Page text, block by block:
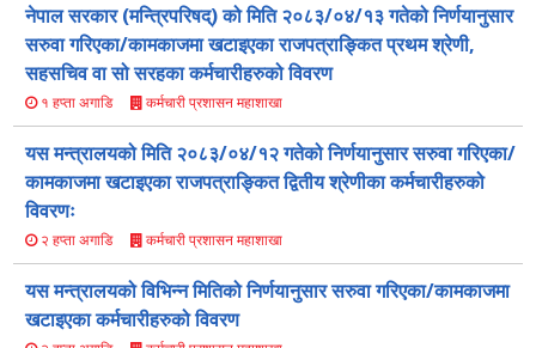
नेपाल सरकार (मन्त्रिपरिषद्) को मिति २०८३/०४/१३ गतेको निर्णयानुसार
सरुवा गरिएका/कामकाजमा खटाइएका राजपत्राङ्कित प्रथम श्रेणी,
सहसचिव वा सो सरहका कर्मचारीहरुको विवरण
१ हप्ता अगाडि कर्मचारी प्रशासन महाशाखा
यस मन्त्रालयको मिति २०८३/०४/१२ गतेको निर्णयानुसार सरुवा गरिएका/
कामकाजमा खटाइएका राजपत्राङ्कित द्वितीय श्रेणीका कर्मचारीहरुको
विवरणः
२ हप्ता अगाडि कर्मचारी प्रशासन महाशाखा
यस मन्त्रालयको विभिन्न मितिको निर्णयानुसार सरुवा गरिएका/कामकाजमा
खटाइएका कर्मचारीहरुको विवरण